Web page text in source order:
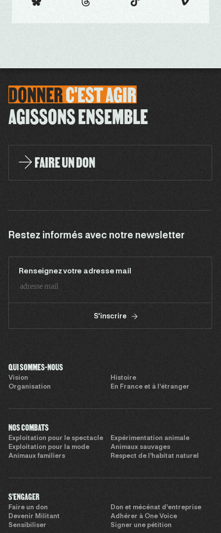
DONNERC'ESTAGIR
AGISSONS ENSEMBLE
FAIRE UN DON
Restez informés avec notre newsletter
Renseignez votre adresse mail
S'inscrire
QUI SOMMES-NOUS
Vision
Histoire
Organisation
En France et à l’étranger
NOS COMBATS
Exploitation pour le spectacle
Expérimentation animale
Exploitation pour la mode
Animaux sauvages
Animaux familiers
Respect de l’habitat naturel
S'ENGAGER
Faire un don
Don et mécénat d’entreprise
Devenir Militant
Adhérer à One Voice
Sensibiliser
Signer une pétition